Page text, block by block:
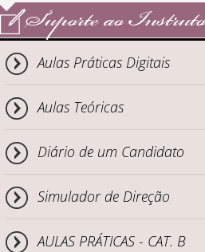
Suporte ao
Aulas Práticas Digitais
Aulas Teóricas
Diário de um Candidato
Simulador de Direção
AULAS PRÁTICAS - CAT. B